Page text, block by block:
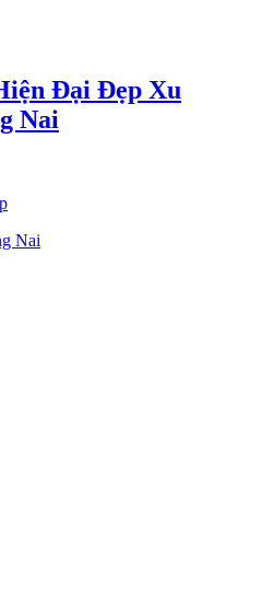
Đại Đẹp Xu
Nai
Nai